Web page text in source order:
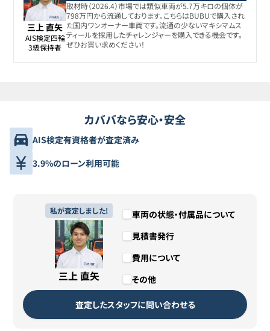
三上 直矢
AIS検定四輪
3級保持者
取材時（2026.4）市場では類似車両が5.7万キロの個体が
798万円から流通しております。こちらはBUBUで購入され
た国内ワンオーナー車両です。流通の少ないマキシマムス
ティールを採用したチャレンジャーを購入できる機会です。
ぜひお買い求めください！
カババなら安心・安全
AIS検定有資格者が査定済み
3.9%のローン利用可能
私が査定しました!
三上 直矢
車両の状態・付属品について
見積書発行
費用について
その他
査定したスタッフに問い合わせる